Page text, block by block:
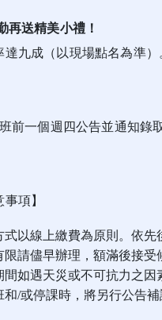
再送精美小禮！
達九成（以現場點名為準）
前一個週四公告並通知錄
事項】
式以線上繳費為原則。依先
限請儘早辦理，額滿後接受
間如遇天災或不可抗力之因
和/或停課時，將另行公告補